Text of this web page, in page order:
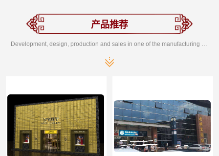
产品推荐